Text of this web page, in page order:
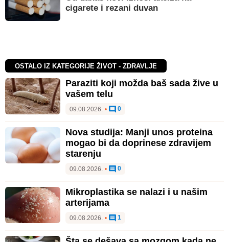
cigarete i rezani duvan
OSTALO IZ KATEGORIJE ŽIVOT - ZDRAVLJE
Paraziti koji možda baš sada žive u
vašem telu
09.08.2026. • 0
Nova studija: Manji unos proteina
mogao bi da doprinese zdravijem
starenju
09.08.2026. • 0
Mikroplastika se nalazi i u našim
arterijama
09.08.2026. • 1